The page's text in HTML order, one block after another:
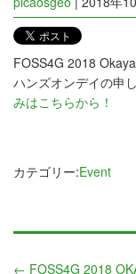
FOSS4G 2018
ハンズオンデイの申
みはこちらから！
カテゴリー:Event
← FOSS4G 2018